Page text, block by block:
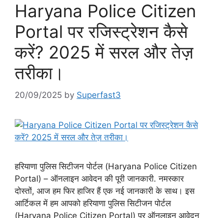
Haryana Police Citizen
Portal पर रजिस्ट्रेशन कैसे
करें? 2025 में सरल और तेज़
तरीका।
20/09/2025 by Superfast3
हरियाणा पुलिस सिटीजन पोर्टल (Haryana Police Citizen
Portal) – ऑनलाइन आवेदन की पूरी जानकारी. नमस्कार
दोस्तों, आज हम फिर हाजिर हैं एक नई जानकारी के साथ। इस
आर्टिकल में हम आपको हरियाणा पुलिस सिटीजन पोर्टल
(Haryana Police Citizen Portal) पर ऑनलाइन आवेदन